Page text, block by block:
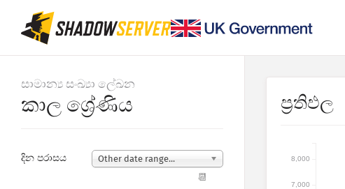
සාමාන්‍ය සංඛ්‍යා ලේඛන
කාල ශ්‍රේණිය
දින පරාසය Other date range...
📆
ප්‍රතිඵල
7,000
8,000